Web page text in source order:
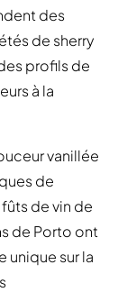
des
de sherry
profils de
à la
vanillée
de
de vin de
de Porto ont
unique sur la